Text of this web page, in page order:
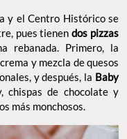
y el Centro Histórico se
pues tienendos pizzas
rebanada. Primero, la
y mezcla de quesos
y después, la Baby
de chocolate y
más monchosos.